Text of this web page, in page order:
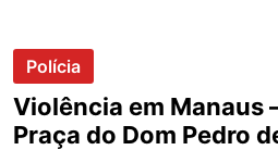
Polícia
Violência em Manaus
Praça do Dom Pedro